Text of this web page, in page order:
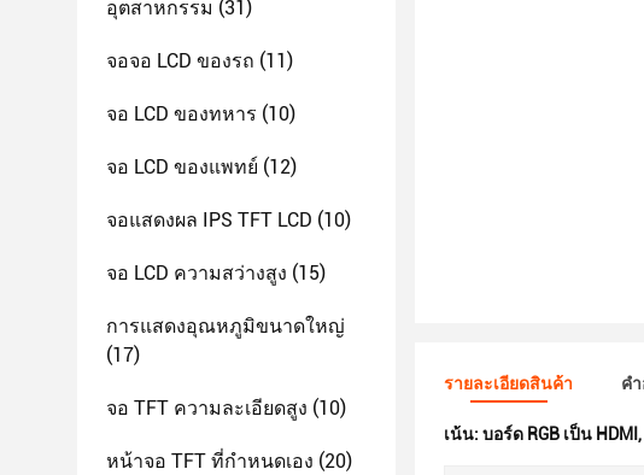
อุตสาหกรรม (31)
จอจอ LCD ของรถ (11)
จอ LCD ของทหาร (10)
จอ LCD ของแพทย์ (12)
จอแสดงผล IPS TFT LCD (10)
จอ LCD ความสว่างสูง (15)
การแสดงอุณหภูมิขนาดใหญ่
(17)
จอ TFT ความละเอียดสูง (10)
หน้าจอ TFT ที่กําหนดเอง (20)
รายละเอียดสินค้า คํ
เน้น: บอร์ด RGB เป็น HDMI ,